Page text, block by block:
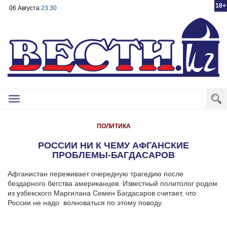
18+
06 Августа 23:30
Toggle
ПОЛИТИКА
РОССИИ НИ К ЧЕМУ АФГАНСКИЕ
ПРОБЛЕМЫ-БАГДАСАРОВ
Афганистан переживает очередную трагедию после
бездарного бегства американцев. Известный политолог родом
из узбекского Маргилана Семен Багдасаров считает, что
России не надо волноваться по этому поводу.